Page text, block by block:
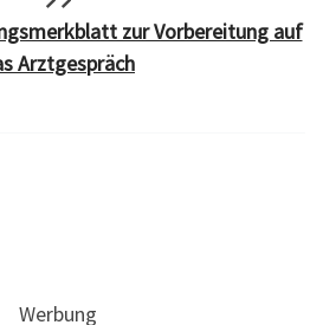
zur Vorbereitung auf
Arztgespräch
Werbung